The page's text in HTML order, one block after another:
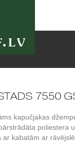
7550
kapučjakas
poliestera
kabatām ar